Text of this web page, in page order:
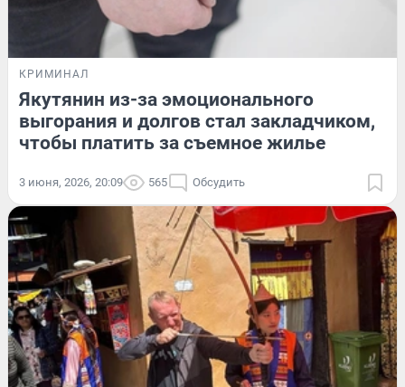
КРИМИНАЛ
Якутянин из-за эмоционального
выгорания и долгов стал закладчиком,
чтобы платить за съемное жилье
3 июня, 2026, 20:09 565 Обсудить